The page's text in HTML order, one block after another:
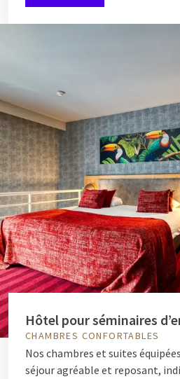
Hôtel pour séminaires
CHAMBRES CONFORTABLES
Nos chambres et suites
séjour agréable et reposant,